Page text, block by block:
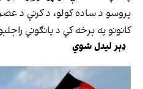
پروسو د ساده کولو، د کرنې د
کانونو په برخه کې د پانګونې
ډېر لیدل شوي